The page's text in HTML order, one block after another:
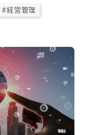
#経営管理